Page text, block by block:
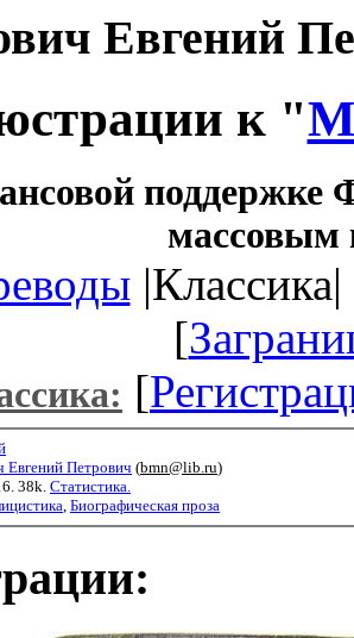
Евгений
к "
поддержке
массовым
[
[
Евгений Петрович (bmn@lib.ru)
38k. Статистика.
Биографическая проза